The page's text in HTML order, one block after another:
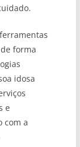
forma
idosa
e
com a